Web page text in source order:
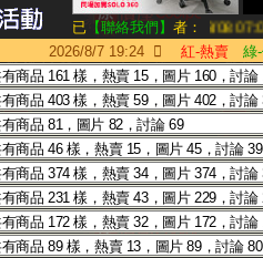
已 【聯絡我們】 者：
【tenghaichiang 08/08
2026/8/7 19:24  紅-熱賣 綠